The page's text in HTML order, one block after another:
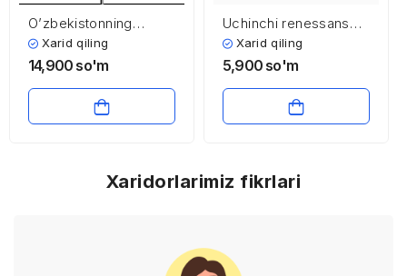
O’zbekistonning
jahonning rivojlangan
mamlakatlari bilan
Xarid qiling
14,900 so'm
Uchinchi renessans
poydevori
Xarid qiling
5,900 so'm
Xaridorlarimiz fikrlari